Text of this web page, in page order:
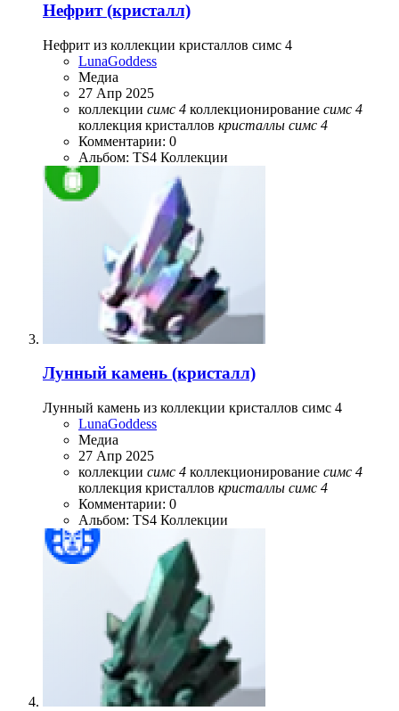
Нефрит (кристалл)
Нефрит из коллекции кристаллов симс 4
LunaGoddess
Медиа
27 Апр 2025
коллекции симс 4 коллекционирование симс 4
коллекция кристаллов кристаллы симс 4
Комментарии: 0
Альбом: TS4 Коллекции
Лунный камень (кристалл)
Лунный камень из коллекции кристаллов симс 4
LunaGoddess
Медиа
27 Апр 2025
коллекции симс 4 коллекционирование симс 4
коллекция кристаллов кристаллы симс 4
Комментарии: 0
Альбом: TS4 Коллекции